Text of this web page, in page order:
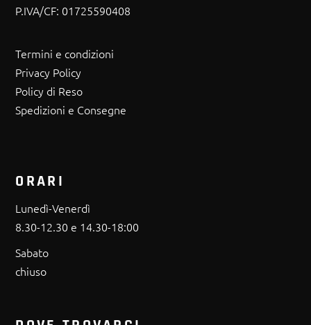
P.IVA/CF: 01725590408
Termini e condizioni
Privacy Policy
Policy di Reso
Spedizioni e Consegne
ORARI
Lunedì-Venerdì
8.30-12.30 e 14.30-18:00
Sabato
chiuso